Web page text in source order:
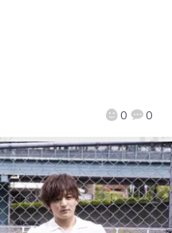
0 0